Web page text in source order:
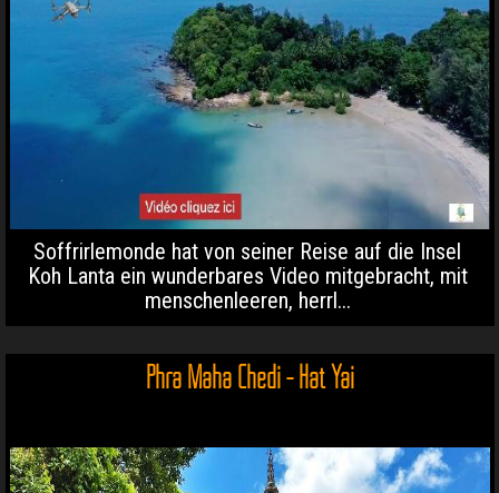
Soffrirlemonde hat von seiner Reise auf die Insel
Koh Lanta ein wunderbares Video mitgebracht, mit
menschenleeren, herrl...
Phra Maha Chedi - Hat Yai